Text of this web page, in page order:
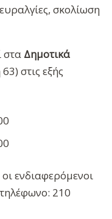
σκολίωση
στα Δημοτικά
στις εξής
ενδιαφερόμενοι
210